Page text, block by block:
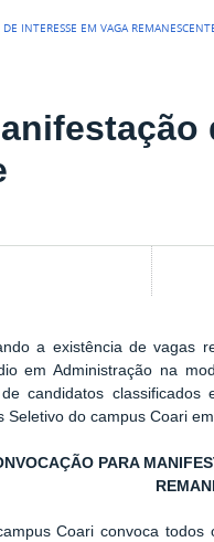
INTERESSE EM VAGA
a existência de vagas
em Administração na
candidatos
Seletivo do campus Coari
PARA
Coari convoca